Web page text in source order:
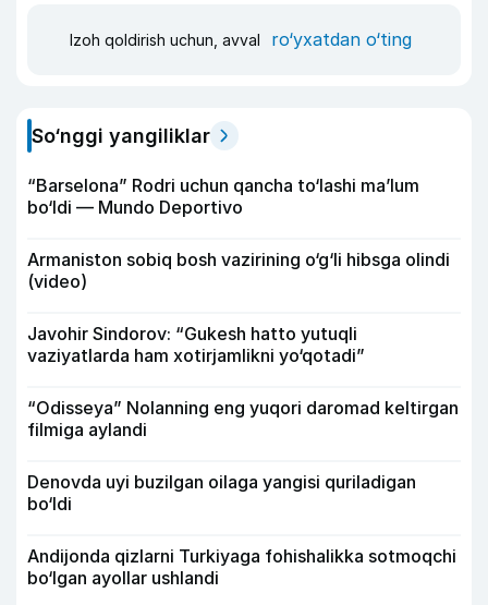
Izoh qoldirish uchun, avval ro‘yxatdan o‘ting
So‘nggi yangiliklar
“Barselona” Rodri uchun qancha to‘lashi ma’lum
bo‘ldi — Mundo Deportivo
Armaniston sobiq bosh vazirining o‘g‘li hibsga olindi
(video)
Javohir Sindorov: “Gukesh hatto yutuqli
vaziyatlarda ham xotirjamlikni yo‘qotadi”
“Odisseya” Nolanning eng yuqori daromad keltirgan
filmiga aylandi
Denovda uyi buzilgan oilaga yangisi quriladigan
bo‘ldi
Andijonda qizlarni Turkiyaga fohishalikka sotmoqchi
bo‘lgan ayollar ushlandi